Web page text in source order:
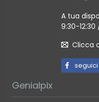
A tua
9:30-12:30
Clicca
Genialpix